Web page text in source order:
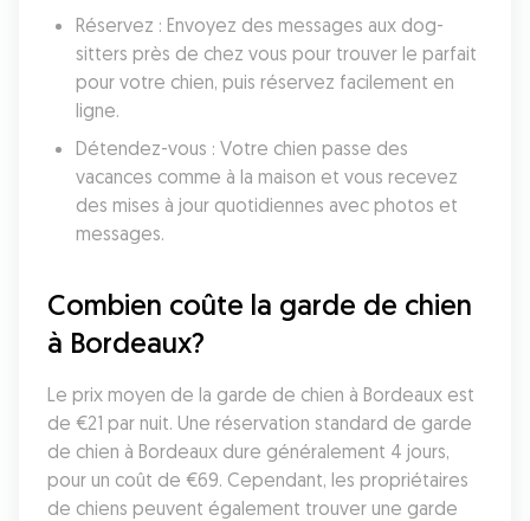
Réservez : Envoyez des messages aux dog-
sitters près de chez vous pour trouver le parfait
pour votre chien, puis réservez facilement en
ligne.
Détendez-vous : Votre chien passe des
vacances comme à la maison et vous recevez
des mises à jour quotidiennes avec photos et
messages.
Combien coûte la garde de chien
à Bordeaux?
Le prix moyen de la garde de chien à Bordeaux est
de €21 par nuit. Une réservation standard de garde
de chien à Bordeaux dure généralement 4 jours,
pour un coût de €69. Cependant, les propriétaires
de chiens peuvent également trouver une garde